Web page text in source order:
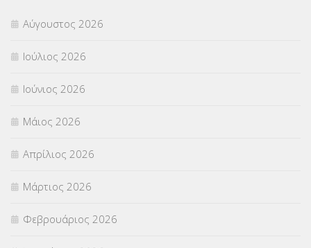
Αύγουστος 2026
Ιούλιος 2026
Ιούνιος 2026
Μάιος 2026
Απρίλιος 2026
Μάρτιος 2026
Φεβρουάριος 2026